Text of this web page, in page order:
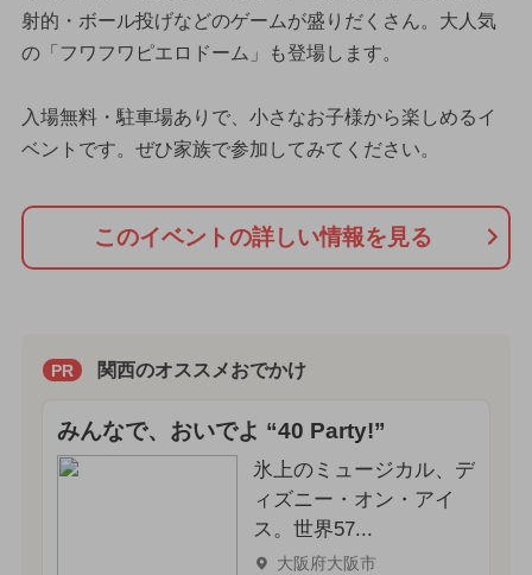
射的・ボール投げなどのゲームが盛りだくさん。大人気
の「フワフワピエロドーム」も登場します。
入場無料・駐車場ありで、小さなお子様から楽しめるイ
ベントです。ぜひ家族で参加してみてください。
このイベントの詳しい情報を見る
PR 関西のオススメおでかけ
みんなで、おいでよ “40 Party!”
氷上のミュージカル、デ
ィズニー・オン・アイ
ス。世界57...
大阪府大阪市